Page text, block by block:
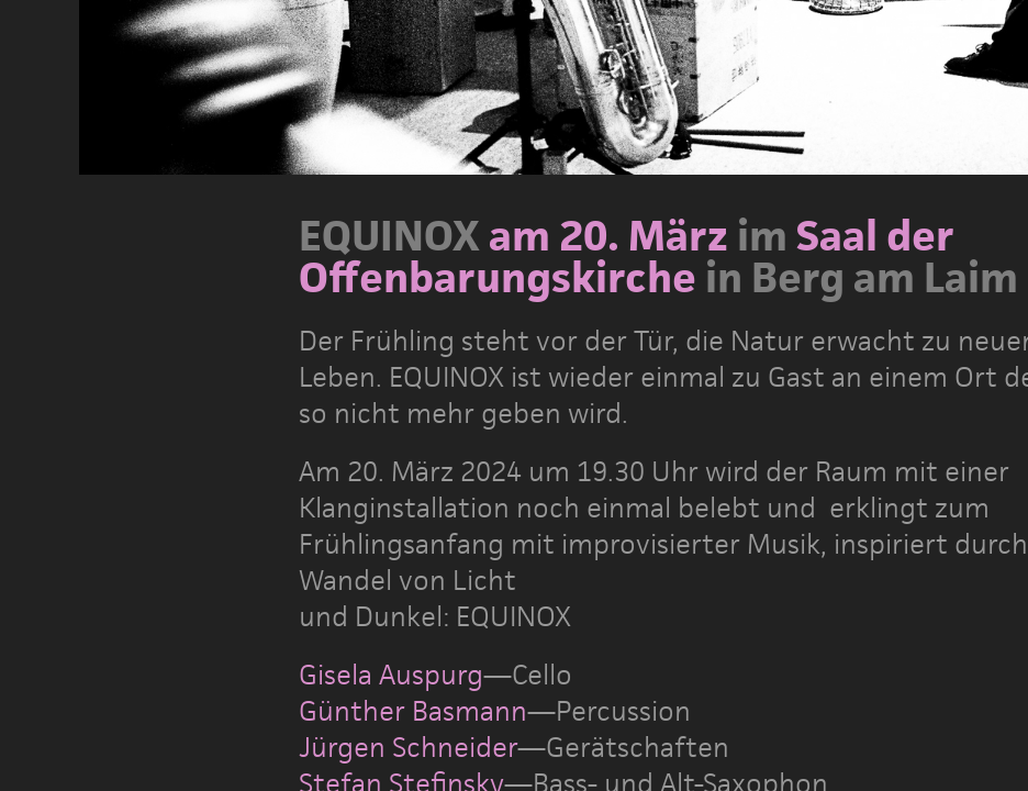
EQUINOXam 20. März imSaal der
Offenbarungskirche in Berg am Laim
Der Frühling steht vor der Tür, die Natur erwacht zu
Leben. EQUINOX ist wieder einmal zu Gast an einem Ort
so nicht mehr geben wird.
Am 20. März 2024 um 19.30 Uhr wird der Raum mit einer
Klanginstallation noch einmal belebt und erklingt zum
Frühlingsanfang mit improvisierter Musik, inspiriert
Wandel von Licht
und Dunkel: EQUINOX
Gisela Auspurg—Cello
Günther Basmann—Percussion
Jürgen Schneider—Gerätschaften
Stefan Stefinsky—Bass- und Alt-Saxophon